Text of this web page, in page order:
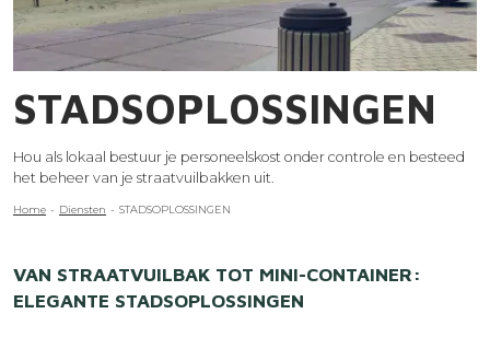
STADSOPLOSSINGEN
Hou als lokaal bestuur je personeelskost onder controle en besteed
het beheer van je straatvuilbakken uit.
Kruimelpad
Home Diensten STADSOPLOSSINGEN
VAN STRAATVUILBAK TOT MINI-CONTAINER:
ELEGANTE STADSOPLOSSINGEN